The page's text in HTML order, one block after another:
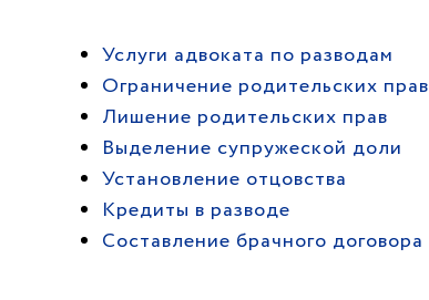
Услуги адвоката по разводам
Ограничение родительских прав
Лишение родительских прав
Выделение супружеской доли
Установление отцовства
Кредиты в разводе
Составление брачного договора